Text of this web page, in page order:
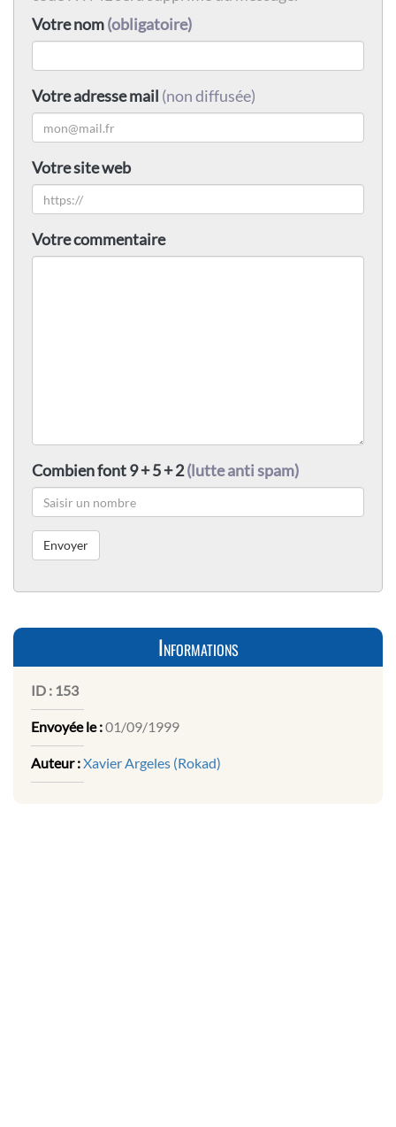
Votre nom(obligatoire)
Votre adresse mail (non diffusée)
Votre site web
Votre commentaire
Combien font 9 + 5 + 2(lutte anti spam)
Informations
ID : 153
Envoyée le :01/09/1999
Auteur :Xavier Argeles (Rokad)